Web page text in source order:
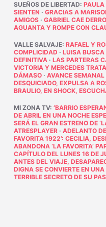
SUEÑOS DE LIBERTAD: PAULA
SIENTEN · GRACIAS A
AMIGOS· GABRIEL CAE
AGUANTA Y ROMPE CON
VALLE SALVAJE: RAFAEL Y
COMPLICIDAD · LUISA
DEFINITIVA· LAS PARTERAS
VICTORIA Y MERCEDES
DÁMASO· AVANCE SEMANAL
DESQUICIADO, EXPULSA A
BRAULIO, EN SHOCK,
MI ZONA TV: ‘BARRIO
DE ABRIL EN UNA NOCHE
SERÁ EL GRAN ESTRENO DE
ATRESPLAYER· ADELANTO
FAVORITA 1922’: CECILIA,
ABANDONA ‘LA FAVORITA’
CAPÍTULO DEL LUNES 16 DE
ANTES DEL VIAJE,
DIGNA SE CONVIERTE EN
TERRIBLE SECRETO DE SU